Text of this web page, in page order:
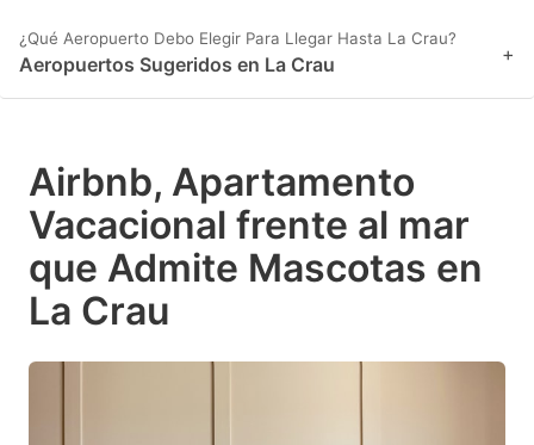
¿Qué Aeropuerto Debo Elegir Para Llegar Hasta La Crau?
Aeropuertos Sugeridos en La Crau +
Airbnb, Apartamento
Vacacional frente al mar
que Admite Mascotas en
La Crau